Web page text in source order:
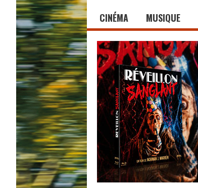
CINÉMA MUSIQUE